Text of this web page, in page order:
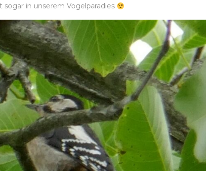
sogar in unserem Vogelparadies